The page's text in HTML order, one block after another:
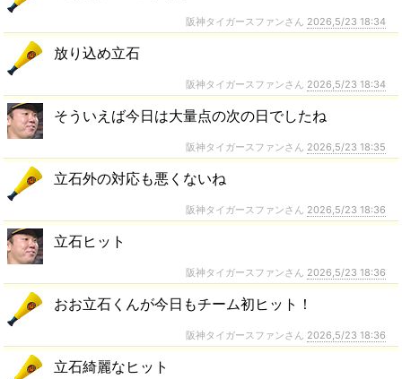
阪神タイガースファンさん 2026,5/23 18:34
放り込め立石
阪神タイガースファンさん 2026,5/23 18:34
そういえば今日は大量点の次の日でしたね
阪神タイガースファンさん 2026,5/23 18:35
立石外の対応も悪くないね
阪神タイガースファンさん 2026,5/23 18:36
立石ヒット
阪神タイガースファンさん 2026,5/23 18:36
おお立石くんが今日もチーム初ヒット！
阪神タイガースファンさん 2026,5/23 18:36
立石綺麗なヒット